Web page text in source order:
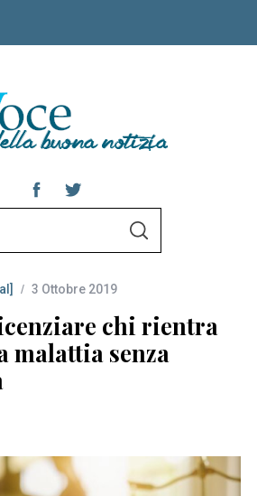
S
3 Ottobre 2019
chi rientra
malattia senza